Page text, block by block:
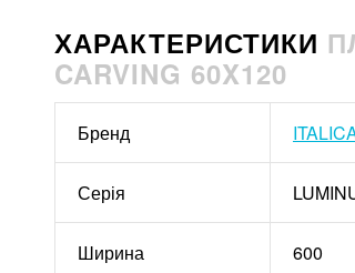
ХАРАКТЕРИСТИКИ
CARVING 60X120
Бренд
Серія
Ширина 600